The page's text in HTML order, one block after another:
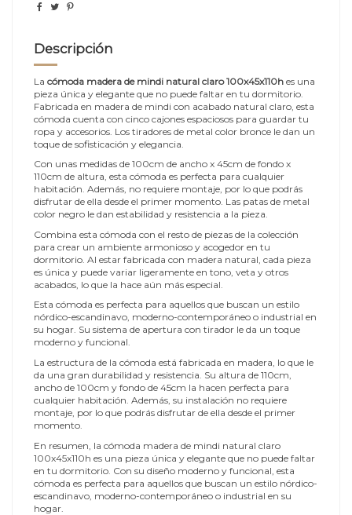
Descripción
La cómoda madera de mindi natural claro 100x45x110h es una
pieza única y elegante que no puede faltar en tu dormitorio.
Fabricada en madera de mindi con acabado natural claro, esta
cómoda cuenta con cinco cajones espaciosos para guardar tu
ropa y accesorios. Los tiradores de metal color bronce le dan un
toque de sofisticación y elegancia.
Con unas medidas de 100cm de ancho x 45cm de fondo x
110cm de altura, esta cómoda es perfecta para cualquier
habitación. Además, no requiere montaje, por lo que podrás
disfrutar de ella desde el primer momento. Las patas de metal
color negro le dan estabilidad y resistencia a la pieza.
Combina esta cómoda con el resto de piezas de la colección
para crear un ambiente armonioso y acogedor en tu
dormitorio. Al estar fabricada con madera natural, cada pieza
es única y puede variar ligeramente en tono, veta y otros
acabados, lo que la hace aún más especial.
Esta cómoda es perfecta para aquellos que buscan un estilo
nórdico-escandinavo, moderno-contemporáneo o industrial en
su hogar. Su sistema de apertura con tirador le da un toque
moderno y funcional.
La estructura de la cómoda está fabricada en madera, lo que le
da una gran durabilidad y resistencia. Su altura de 110cm,
ancho de 100cm y fondo de 45cm la hacen perfecta para
cualquier habitación. Además, su instalación no requiere
montaje, por lo que podrás disfrutar de ella desde el primer
momento.
En resumen, la cómoda madera de mindi natural claro
100x45x110h es una pieza única y elegante que no puede faltar
en tu dormitorio. Con su diseño moderno y funcional, esta
cómoda es perfecta para aquellos que buscan un estilo nórdico-
escandinavo, moderno-contemporáneo o industrial en su
hogar.